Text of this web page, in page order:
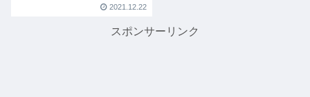
2021.12.22
スポンサーリンク